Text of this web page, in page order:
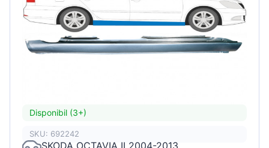
Disponibil (3+)
SKU: 692242